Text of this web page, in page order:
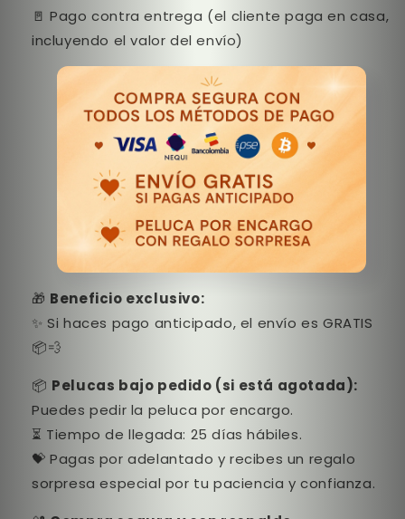
🚪 Pago contra entrega (el cliente paga en casa,
incluyendo el valor del envío)
🎁 Beneficio exclusivo:
✨ Si haces pago anticipado, el envío es GRATIS
📦💨
📦 Pelucas bajo pedido (si está agotada):
Puedes pedir la peluca por encargo.
⏳ Tiempo de llegada: 25 días hábiles.
💝 Pagas por adelantado y recibes un regalo
sorpresa especial por tu paciencia y confianza.